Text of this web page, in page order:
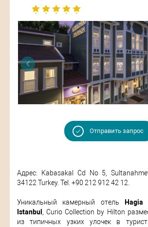
Отправить запрос
Адрес: Kabasakal Cd No 5,
34122 Turkey. Tel. +90 212 912 42 12.
Уникальный камерный отель
Hagia
Istanbul , Curio Collection by Hilton
из типичных узких улочек в